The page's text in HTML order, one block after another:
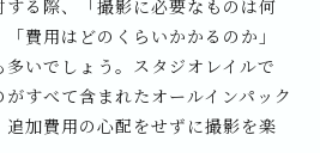
る際、「撮影に必要なものは何
費用はどのくらいかかるのか」
いでしょう。スタジオレイルで
すべて含まれたオールインパック
加費用の心配をせずに撮影を楽